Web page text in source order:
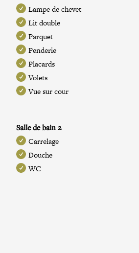
Lampe de chevet
Lit double
Parquet
Penderie
Placards
Volets
Vue sur cour
Salle de bain 2
Carrelage
Douche
WC